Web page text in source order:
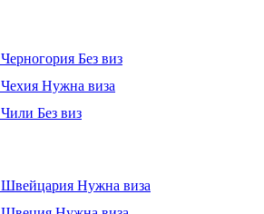
Черногория Без виз
Чехия Нужна виза
Чили Без виз
Швейцария Нужна виза